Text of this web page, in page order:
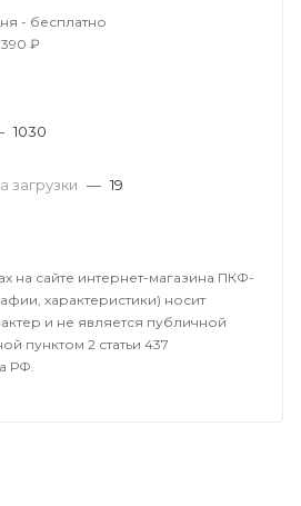
- бесплатно
₽
1030
загрузки — 19
на сайте интернет-магазина ПКФ-
характеристики) носит
и не является публичной
пунктом 2 статьи 437
РФ.